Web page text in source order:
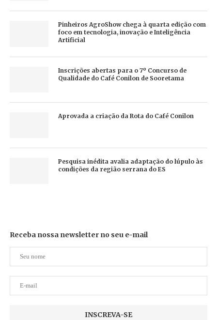
Pinheiros AgroShow chega à quarta edição com
foco em tecnologia, inovação e Inteligência
Artificial
Inscrições abertas para o 7º Concurso de
Qualidade do Café Conilon de Sooretama
Aprovada a criação da Rota do Café Conilon
Pesquisa inédita avalia adaptação do lúpulo às
condições da região serrana do ES
Receba nossa newsletter no seu e-mail